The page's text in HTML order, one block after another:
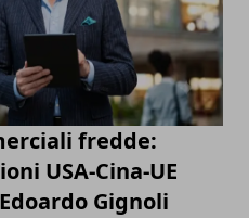
fredde:
USA-Cina-UE
Gignoli